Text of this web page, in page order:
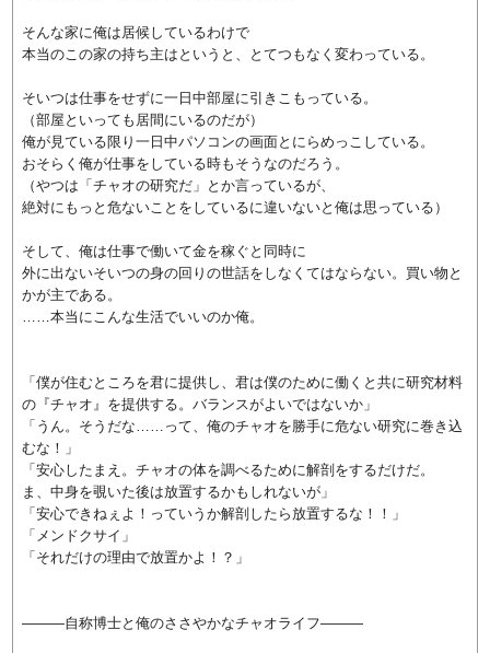
そんな家に俺は居候しているわけで
本当のこの家の持ち主はというと、とてつもなく変わっている。
そいつは仕事をせずに一日中部屋に引きこもっている。
（部屋といっても居間にいるのだが）
俺が見ている限り一日中パソコンの画面とにらめっこしている。
おそらく俺が仕事をしている時もそうなのだろう。
（やつは「チャオの研究だ」とか言っているが、
絶対にもっと危ないことをしているに違いないと俺は思っている）
そして、俺は仕事で働いて金を稼ぐと同時に
外に出ないそいつの身の回りの世話をしなくてはならない。買い物と
かが主である。
……本当にこんな生活でいいのか俺。
「僕が住むところを君に提供し、君は僕のために働くと共に研究材料
の『チャオ』を提供する。バランスがよいではないか」
「うん。そうだな……って、俺のチャオを勝手に危ない研究に巻き込
むな！」
「安心したまえ。チャオの体を調べるために解剖をするだけだ。
ま、中身を覗いた後は放置するかもしれないが」
「安心できねぇよ！っていうか解剖したら放置するな！！」
「メンドクサイ」
「それだけの理由で放置かよ！？」
―――自称博士と俺のささやかなチャオライフ―――